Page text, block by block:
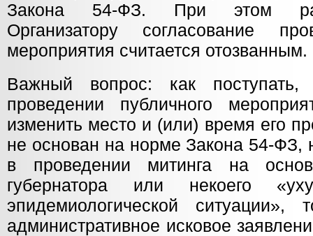
Закона 54-ФЗ. При этом
Организатору согласование
мероприятия считается отозванным.
Важный вопрос: как
проведении публичного
изменить место и (или) время его
не основан на норме Закона 54-ФЗ,
в проведении митинга на
губернатора или некоего
эпидемиологической ситуации»,
административное исковое